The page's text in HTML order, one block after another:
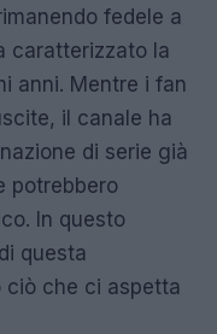
fedele a
caratterizzato la
anni. Mentre i fan
il canale ha
di serie già
potrebbero
In questo
questa
ciò che ci aspetta